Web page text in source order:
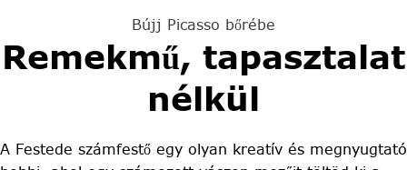
Bújj Picasso bőrébe
Remekmű, tapasztalat
nélkül
A Festede számfestő egy olyan kreatív és megnyugtató